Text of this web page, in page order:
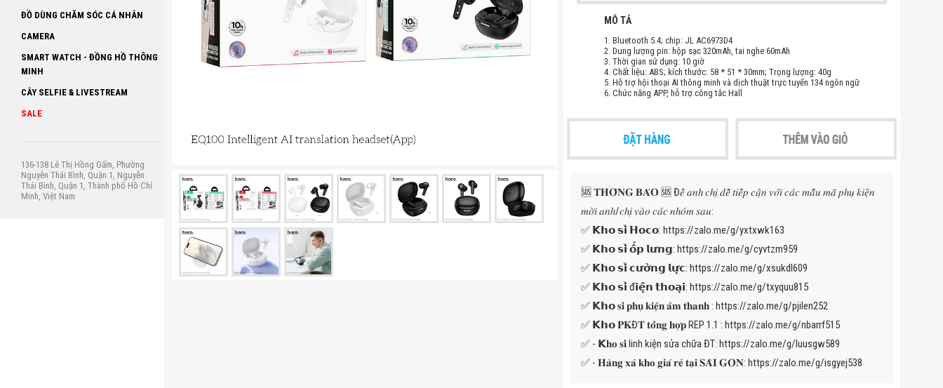
ĐỒ DÙNG CHĂM SÓC CÁ NHÂN
CAMERA
SMART WATCH - ĐỒNG HỒ THÔNG
MINH
CÂY SELFIE & LIVESTREAM
SALE
136-138 Lê Thị Hồng Gấm, Phường
Nguyễn Thái Bình, Quận 1, Nguyễn
Thái Bình, Quận 1, Thành phố Hồ Chí
Minh, Việt Nam
MÔ TẢ
1. Bluetooth 5.4; chip: JL AC6973D4
2. Dung lượng pin: hộp sạc 320mAh, tai nghe 60mAh
3. Thời gian sử dụng: 10 giờ
4. Chất liệu: ABS; kích thước: 58 * 51 * 30mm; Trọng lượng: 40g
5. Hỗ trợ hội thoại AI thông minh và dịch thuật trực tuyến 134 ngôn ngữ
6. Chức năng APP, hỗ trợ công tắc Hall
🆘 𝐓𝐇𝐎̂𝐍𝐆 𝐁𝐀́𝐎 🆘 Đ𝑒̂̉ 𝑎𝑛ℎ 𝑐ℎ𝑖̣ 𝑑𝑒̂̃ 𝑡𝑖𝑒̂́𝑝 𝑐𝑎̣̂𝑛 𝑣𝑜̛́𝑖 𝑐𝑎́𝑐 𝑚𝑎̂̃𝑢 𝑚𝑎̃ 𝑝ℎ𝑢̣ 𝑘𝑖𝑒̣̂𝑛
𝑚𝑜̛̀𝑖 𝑎𝑛ℎ/𝑐ℎ𝑖̣ 𝑣𝑎̀𝑜 𝑐𝑎́𝑐 𝑛ℎ𝑜́𝑚 𝑠𝑎𝑢:
✅ 𝗞𝗵𝗼 𝘀𝗶̉ 𝗛𝗼𝗰𝗼: https://zalo.me/g/yxtxwk163
✅ 𝗞𝗵𝗼 𝘀𝗶̉ 𝗼̂́𝗽 𝗹𝘂̛𝗻𝗴: https://zalo.me/g/cyvtzm959
✅ 𝗞𝗵𝗼 𝘀𝗶̉ 𝗰𝘂̛𝗼̛̀𝗻𝗴 𝗹𝘂̛̣𝗰: https://zalo.me/g/xsukdl609
✅ 𝗞𝗵𝗼 𝘀𝗶̉ đ𝗶𝗲̣̂𝗻 𝘁𝗵𝗼𝗮̣𝗶: https://zalo.me/g/txyquu815
✅ 𝗞𝗵𝗼 𝐬𝐢̉ 𝐩𝐡𝐮̣ 𝐤𝐢𝐞̣̂𝐧 𝐚̂𝐦 𝐭𝐡𝐚𝐧𝐡 : https://zalo.me/g/pjilen252
✅ 𝗞𝗵𝗼 𝐏𝐊Đ𝐓 𝐭𝐨̂̉𝐧𝐠 𝐡𝐨̛̣𝐩 REP 1.1 : https://zalo.me/g/nbarrf515
✅ - 𝗞𝐡𝐨 𝐬𝐢̉ linh kiện sửa chữa ĐT: https://zalo.me/g/luusgw589
✅ - 𝐇𝐚̀𝐧𝐠 𝐱𝐚̉ 𝐤𝐡𝐨 𝐠𝐢𝐚́ 𝐫𝐞̉ 𝐭𝐚̣𝐢 𝐒𝐀̀𝐈 𝐆𝐎̀𝐍: https://zalo.me/g/isgyej538